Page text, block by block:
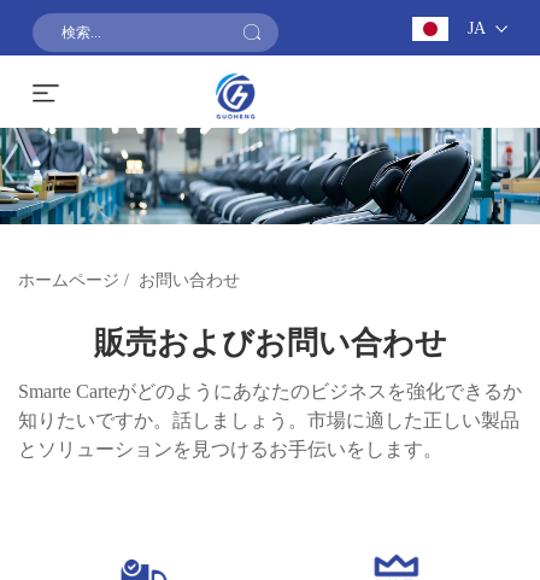
JA
お見積もりを依頼する
ホームページ / お問い合わせ
販売およびお問い合わせ
Smarte Carteがどのようにあなたのビジネスを強化できるか
知りたいですか。話しましょう。市場に適した正しい製品
とソリューションを見つけるお手伝いをします。